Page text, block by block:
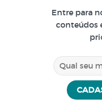
Entre para
conteúdos